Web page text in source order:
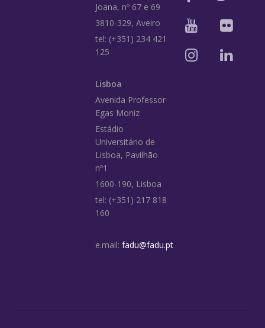
Joana, nº 67 e 69
3810-329, Aveiro
tel: (+351) 234 421
125
Lisboa
Avenida Professor
Egas Moniz
Estádio
Universitário de
Lisboa, Pavilhão
nº1
1600-190, Lisboa
tel: (+351) 217 818
160
e.mail: fadu@fadu.pt